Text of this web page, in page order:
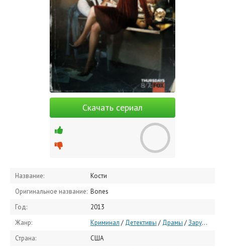
Скачать сериал
Название:
Кости
Оригинальное название: Bones
Год:
2013
Жанр:
Криминал / Детективы / Драмы /Зарубежные сериалы
Страна:
США